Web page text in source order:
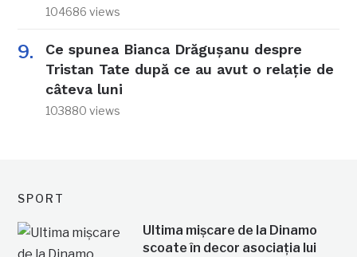
104686 views
Ce spunea Bianca Drăgușanu despre
Tristan Tate după ce au avut o relație de
câteva luni
103880 views
SPORT
Ultima mișcare de la Dinamo
scoate în decor asociația lui